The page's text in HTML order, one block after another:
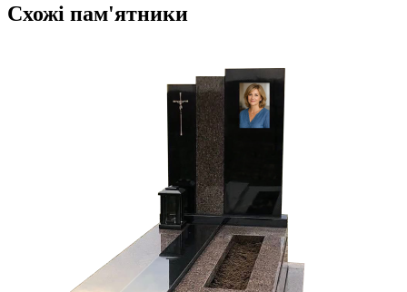
Схожі пам'ятники